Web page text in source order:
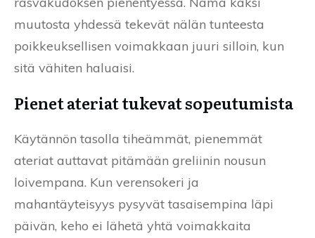
muutosta yhdessä tekevät nälän tunteesta
poikkeuksellisen voimakkaan juuri silloin, kun
sitä vähiten haluaisi.
Pienet ateriat tukevat sopeutumista
Käytännön tasolla tiheämmät, pienemmät
ateriat auttavat pitämään greliinin nousun
loivempana. Kun verensokeri ja
mahantäyteisyys pysyvät tasaisempina läpi
päivän, keho ei lähetä yhtä voimakkaita